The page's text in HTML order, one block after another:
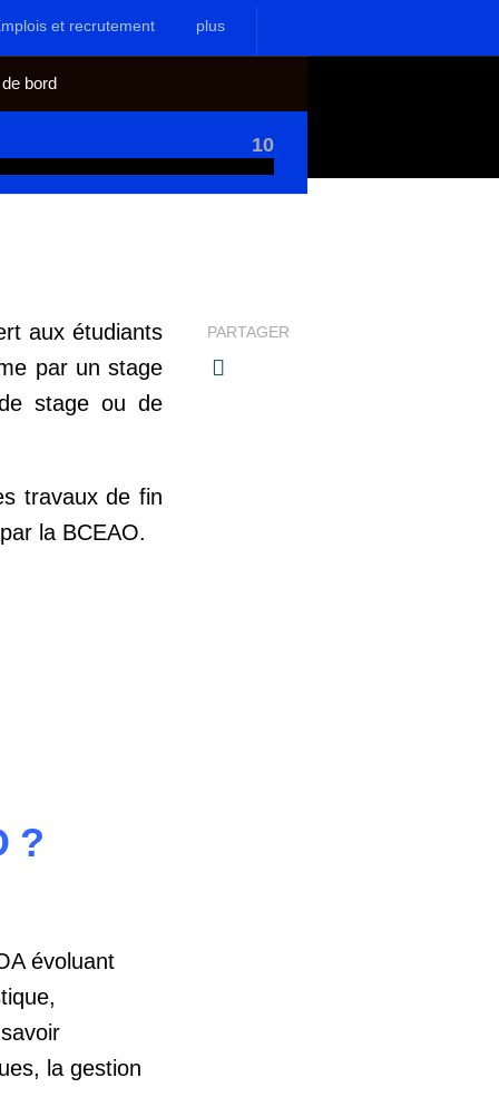
et recrutement plus
bord
10
aux étudiants
par un stage
stage ou de
travaux de fin
la BCEAO.
?
évoluant
la gestion
PARTAGER